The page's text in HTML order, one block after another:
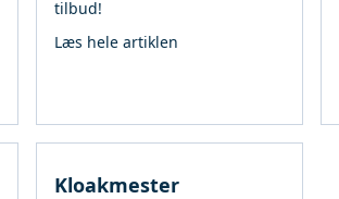
tilbud!
Læs hele artiklen
Kloakmester